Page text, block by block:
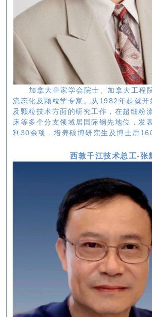
加拿大皇家学会院士、加拿大工程
流态化及颗粒学专家。从1982年起就开
及颗粒技术方面的研究工作，在超细粉
床等多个分支领域居国际钢先地位，发
利30余项，培养硕博研究生及博士后
西敦千江技术总工-张